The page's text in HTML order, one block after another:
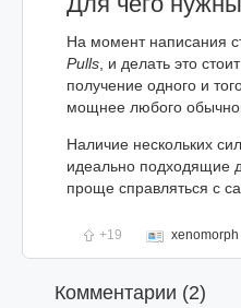
На момент написания
Pulls , и делать это
получение одного и
мощнее любого
Наличие нескольких
идеально подходящие
проще справляться с
+19 xenomorph
Комментарии (2)